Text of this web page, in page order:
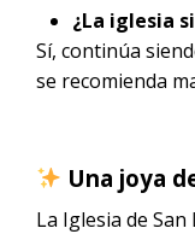
¿La iglesia
Sí, continúa
se recomienda
Una joya
La Iglesia de